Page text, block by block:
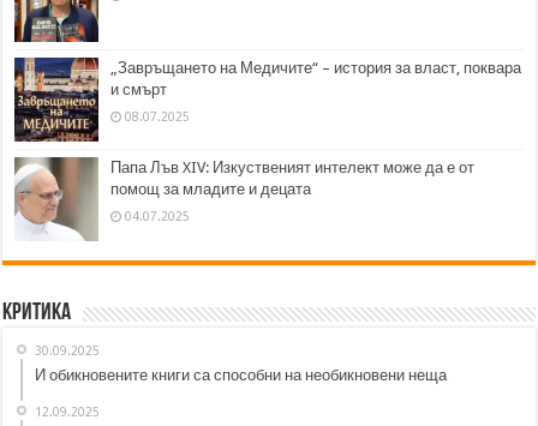
„Завръщането на Медичите“ – история за власт, поквара
и смърт
08.07.2025
Папа Лъв XIV: Изкуственият интелект може да е от
помощ за младите и децата
04.07.2025
Критика
30.09.2025
И обикновените книги са способни на необикновени неща
12.09.2025